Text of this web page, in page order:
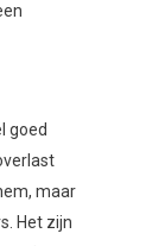
goed
maar
Het zijn